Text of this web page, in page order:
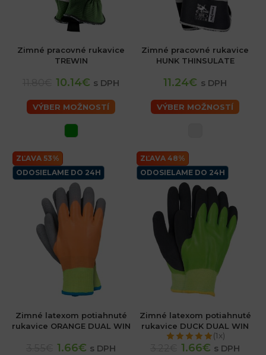
Zimné pracovné rukavice
TREWIN
10.14€ s DPH
VÝBER MOŽNOSTÍ
Zimné pracovné rukavice
HUNK THINSULATE
11.24€ s DPH
VÝBER MOŽNOSTÍ
ZĽAVA 53%
ODOSIELAME DO 24H
Zimné latexom potiahnuté
rukavice ORANGE DUAL WIN
1.66€ s DPH
ZĽAVA 48%
ODOSIELAME DO 24H
Zimné latexom potiahnuté
rukavice DUCK DUAL WIN
(1x)
1.66€ s DPH